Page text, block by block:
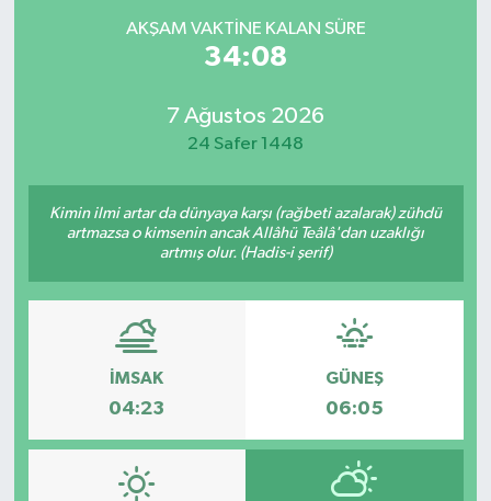
AKŞAM VAKTINE KALAN SÜRE
34:08
7 Ağustos 2026
24 Safer 1448
Kimin ilmi artar da dünyaya karşı (rağbeti azalarak) zühdü
artmazsa o kimsenin ancak Allâhü Teâlâ'dan uzaklığı
artmış olur. (Hadis-i şerif)
İMSAK
04:23
GÜNEŞ
06:05
KÜLTÜR - SANAT
SAĞLIK
TURİZM
VİDEO HABERLER